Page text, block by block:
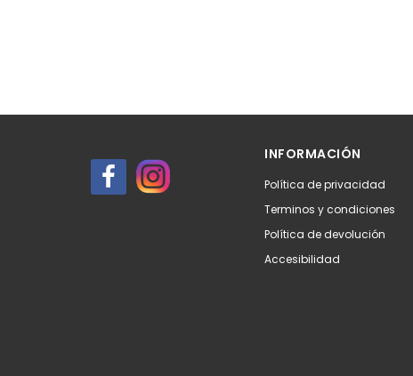
INFORMACIÓN
Política de privacidad
Terminos y condiciones
Política de devolución
Accesibilidad